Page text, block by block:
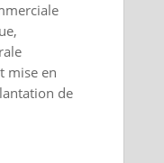
mise en
de